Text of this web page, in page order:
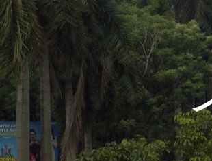
コ
ン
テ
ン
ツ
へ
キ
ッ